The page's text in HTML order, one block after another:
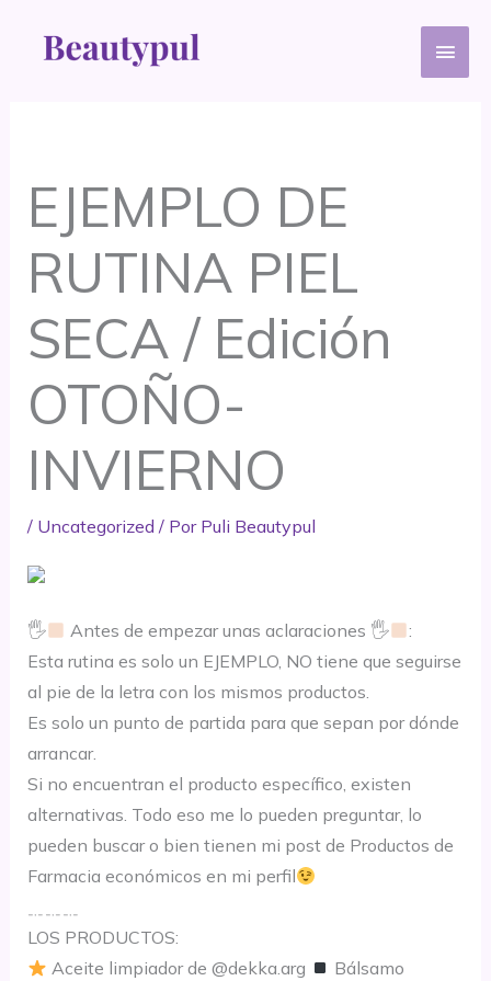
EJEMPLO DE
RUTINA PIEL
SECA / Edición
OTOÑO-
INVIERNO
/ Uncategorized / Por Puli Beautypul
🖐 Antes de empezar unas aclaraciones 🖐
:
Esta rutina es solo un EJEMPLO, NO tiene que seguirse
al pie de la letra con los mismos productos.
Es solo un punto de partida para que sepan por dónde
arrancar.
Si no encuentran el producto específico, existen
alternativas. Todo eso me lo pueden preguntar, lo
pueden buscar o bien tienen mi post de Productos de
Farmacia económicos en mi perfil
LOS PRODUCTOS:
Aceite limpiador de @dekka.arg
Bálsamo